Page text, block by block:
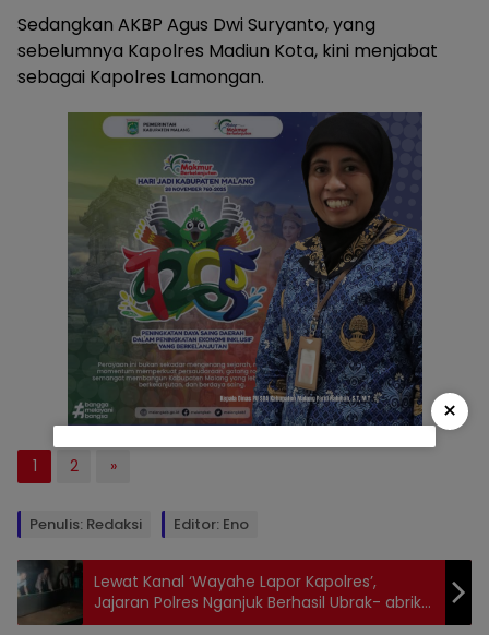
Sedangkan AKBP Agus Dwi Suryanto, yang
sebelumnya Kapolres Madiun Kota, kini menjabat
sebagai Kapolres Lamongan.
1 2 »
Penulis: Redaksi Editor: Eno
Lewat Kanal ‘Wayahe Lapor Kapolres’,
Jajaran Polres Nganjuk Berhasil Ubrak- abrik
Arena Sabung Ayam
×